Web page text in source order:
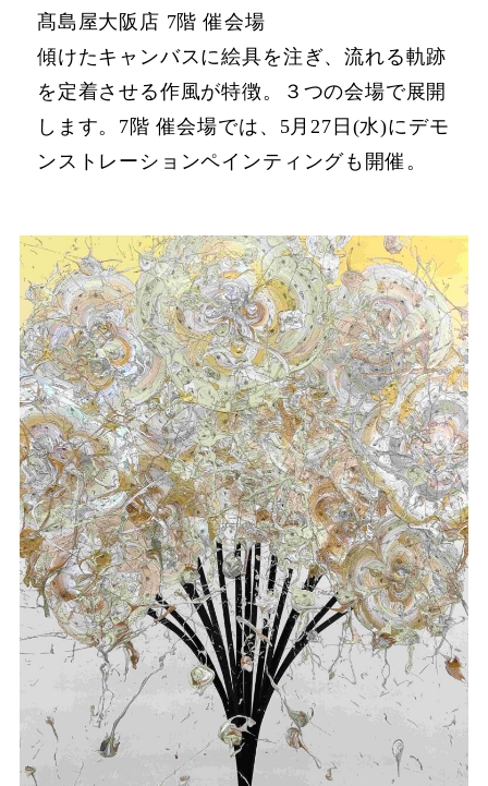
髙島屋大阪店 7階 催会場
傾けたキャンバスに絵具を注ぎ、流れる軌跡
を定着させる作風が特徴。３つの会場で展開
します。7階 催会場では、5月27日(水)にデモ
ンストレーションペインティングも開催。